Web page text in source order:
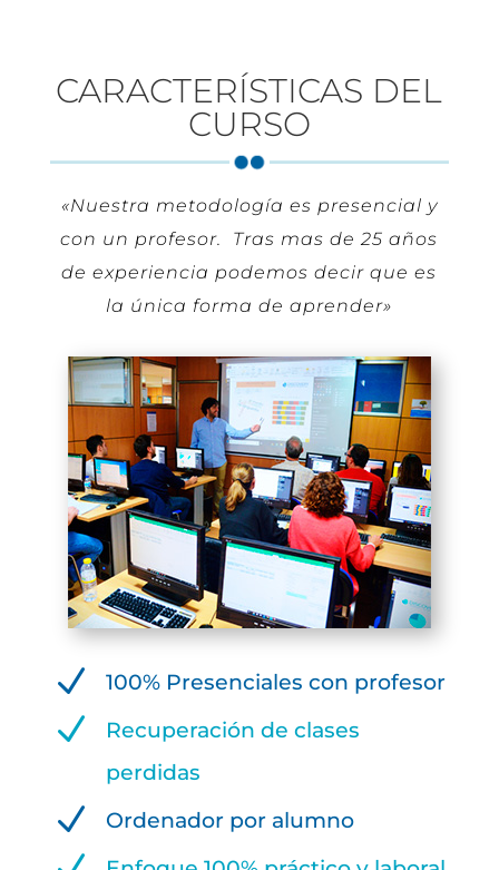
CARACTERÍSTICAS DEL
CURSO
«Nuestra metodología es presencial y
con un profesor. Tras mas de 25 años
de experiencia podemos decir que es
la única forma de aprender»
N 100% Presenciales con profesor
N
Recuperación de clases
perdidas
N Ordenador por alumno